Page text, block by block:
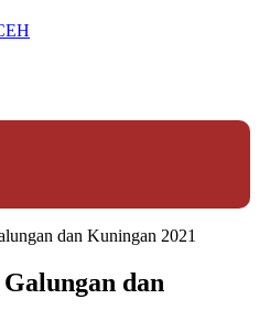
dan Kuningan 2021
dan